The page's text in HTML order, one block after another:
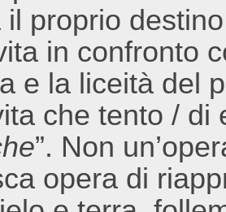
proprio
in confronto
e la liceità del
che tento / di
”. Non
opera di